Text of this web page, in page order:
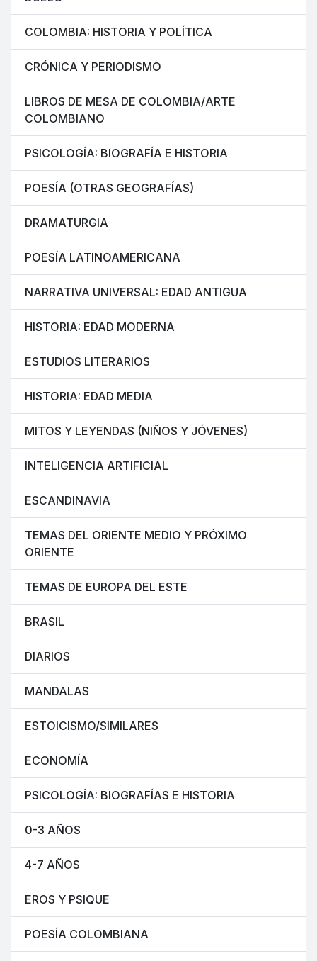
COLOMBIA: HISTORIA Y POLÍTICA
CRÓNICA Y PERIODISMO
LIBROS DE MESA DE COLOMBIA/ARTE
COLOMBIANO
PSICOLOGÍA: BIOGRAFÍA E HISTORIA
POESÍA (OTRAS GEOGRAFÍAS)
DRAMATURGIA
POESÍA LATINOAMERICANA
NARRATIVA UNIVERSAL: EDAD ANTIGUA
HISTORIA: EDAD MODERNA
ESTUDIOS LITERARIOS
HISTORIA: EDAD MEDIA
MITOS Y LEYENDAS (NIÑOS Y JÓVENES)
INTELIGENCIA ARTIFICIAL
ESCANDINAVIA
TEMAS DEL ORIENTE MEDIO Y PRÓXIMO
ORIENTE
TEMAS DE EUROPA DEL ESTE
BRASIL
DIARIOS
MANDALAS
ESTOICISMO/SIMILARES
ECONOMÍA
PSICOLOGÍA: BIOGRAFÍAS E HISTORIA
0-3 AÑOS
4-7 AÑOS
EROS Y PSIQUE
POESÍA COLOMBIANA